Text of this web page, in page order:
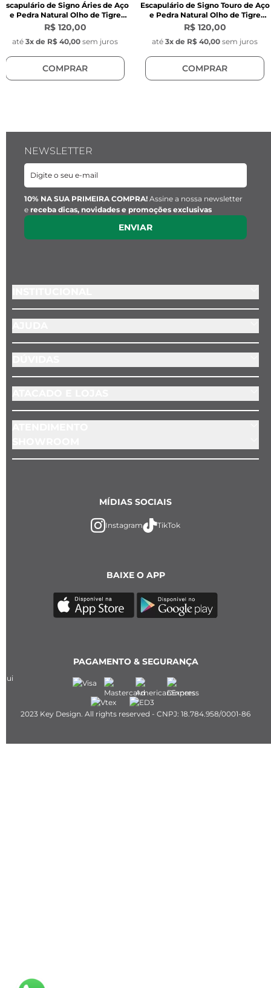
Pingente redondo signo:
Largura: 1,1 mm
Pingente Pedra Olho de Tigre:
Largura: 6,5 mm x 5 mm
Material: Pedra Natural
Largura: 1 cm
Escapulário de Signo Áries de Aço
e Pedra Natural Olho de Tigre
Marrom
R$ 120,00
até 3x de R$ 40,00 sem juros
COMPRAR
Escapulário de Signo Touro de Aço
e Pedra Natural Olho de Tigre
Marrom
R$ 120,00
até 3x de R$ 40,00 sem juros
COMPRAR
NEWSLETTER
10% NA SUA PRIMEIRA COMPRA! Assine a nossa newsletter
e receba dicas, novidades e promoções exclusivas
ENVIAR
BAIXE O APP
MÍDIAS SOCIAIS
Instagram TikTok
PAGAMENTO & SEGURANÇA
2023 Key Design. All rights reserved - CNPJ: 18.784.958/0001-86